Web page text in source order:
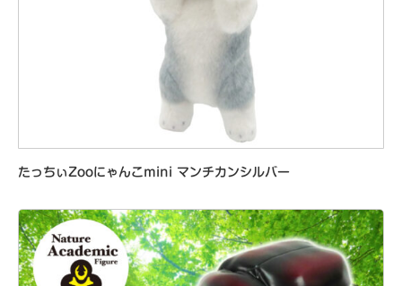
たっちぃZooにゃんこmini マンチカンシルバー